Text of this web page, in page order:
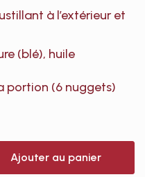
à l’extérieur et
(blé), huile
portion (6 nuggets)
Ajouter au panier